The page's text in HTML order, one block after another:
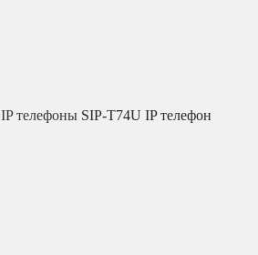
IP телефоны SIP-T74U IP телефон